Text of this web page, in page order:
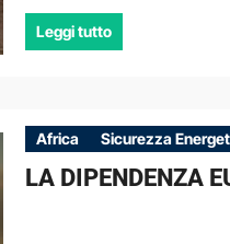
Leggi tutto
Africa Sicurezza
LA DIPENDENZA